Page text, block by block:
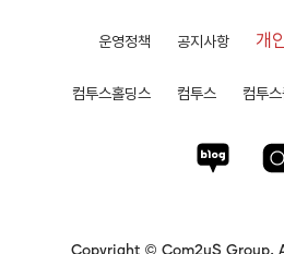
운영정책 공지사항 개
컴투스홀딩스 컴투스 컴투
Copyright © Com2uS Group.